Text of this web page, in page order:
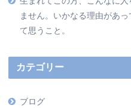
ません。いかなる理由があ
て思うこと。
カテゴリー
ブログ